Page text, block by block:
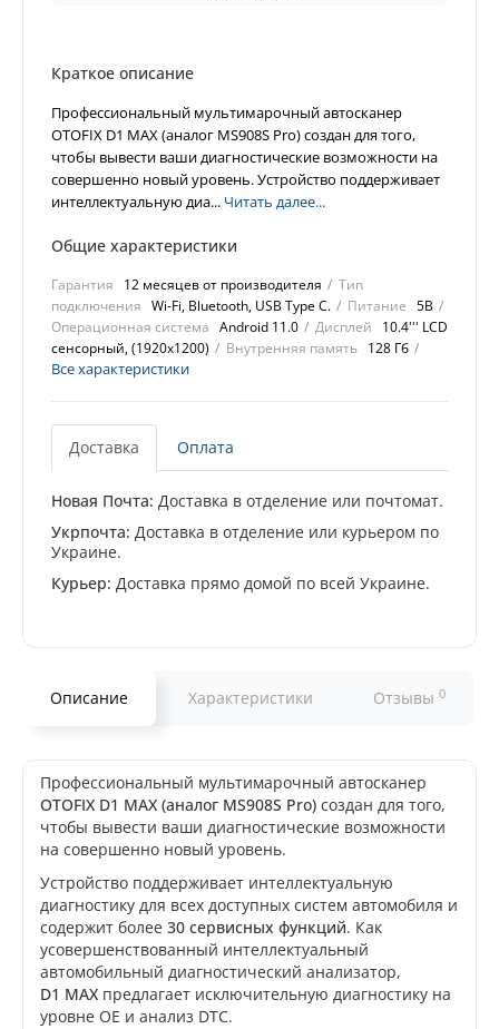
Краткое описание
Профессиональный мультимарочный автосканер
OTOFIX D1 MAX (аналог MS908S Pro) создан для того,
чтобы вывести ваши диагностические возможности на
совершенно новый уровень. Устройство поддерживает
интеллектуальную диа... Читать далее...
Общие характеристики
Гарантия 12 месяцев от производителя
Тип
подключения Wi-Fi, Bluetooth, USB Type C. Питание 5В
Операционная система Android 11.0 Дисплей
10.4''' LCD
сенсорный, (1920x1200)
Внутренняя память 128 Гб
Все характеристики
Доставка Оплата
Новая Почта: Доставка в отделение или почтомат.
Укрпочта: Доставка в отделение или курьером по
Украине.
Курьер: Доставка прямо домой по всей Украине.
Описание Характеристики Отзывы 0
Профессиональный мультимарочный автосканер
OTOFIX D1 MAX (аналог MS908S Pro) создан для того,
чтобы вывести ваши диагностические возможности
на совершенно новый уровень.
Устройство поддерживает интеллектуальную
диагностику для всех доступных систем автомобиля и
содержит более 30 сервисных функций. Как
усовершенствованный интеллектуальный
автомобильный диагностический анализатор,
D1 MAX предлагает исключительную диагностику на
уровне OE и анализ DTC.